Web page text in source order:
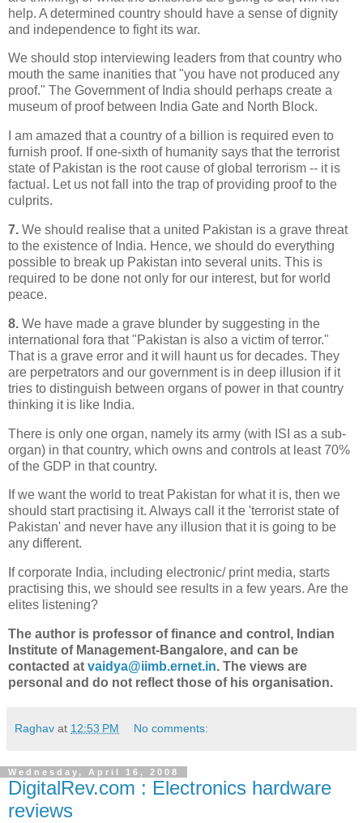
help. A determined country should have a sense of dignity
and independence to fight its war.
We should stop interviewing leaders from that country who
mouth the same inanities that "you have not produced any
proof." The Government of India should perhaps create a
museum of proof between India Gate and North Block.
I am amazed that a country of a billion is required even to
furnish proof. If one-sixth of humanity says that the terrorist
state of Pakistan is the root cause of global terrorism -- it is
factual. Let us not fall into the trap of providing proof to the
culprits.
7. We should realise that a united Pakistan is a grave threat
to the existence of India. Hence, we should do everything
possible to break up Pakistan into several units. This is
required to be done not only for our interest, but for world
peace.
8. We have made a grave blunder by suggesting in the
international fora that "Pakistan is also a victim of terror."
That is a grave error and it will haunt us for decades. They
are perpetrators and our government is in deep illusion if it
tries to distinguish between organs of power in that country
thinking it is like India.
There is only one organ, namely its army (with ISI as a sub-
organ) in that country, which owns and controls at least 70%
of the GDP in that country.
If we want the world to treat Pakistan for what it is, then we
should start practising it. Always call it the 'terrorist state of
Pakistan' and never have any illusion that it is going to be
any different.
If corporate India, including electronic/ print media, starts
practising this, we should see results in a few years. Are the
elites listening?
The author is professor of finance and control, Indian
Institute of Management-Bangalore, and can be
contacted at vaidya@iimb.ernet.in. The views are
personal and do not reflect those of his organisation.
Raghav at 12:53 PM No comments:
Wednesday, April 16, 2008
DigitalRev.com : Electronics hardware
reviews